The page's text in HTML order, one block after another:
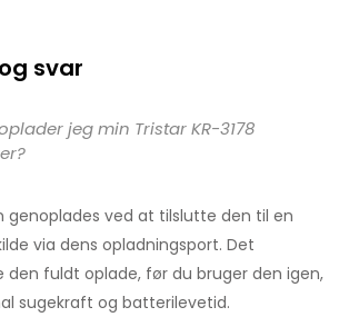
svar
jeg min Tristar KR-3178
genoplades ved at tilslutte den til en
via dens opladningsport. Det
den fuldt oplade, før du bruger den igen,
sugekraft og batterilevetid.